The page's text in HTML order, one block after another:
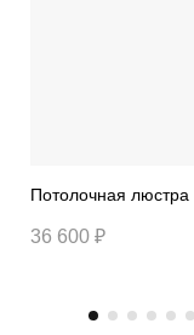
36 600 ₽